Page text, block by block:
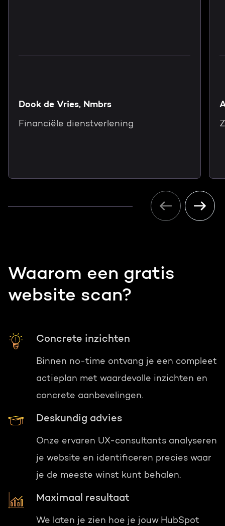
Dook de Vries, Nmbrs
Financiële dienstverlening
Waarom een gratis
website scan?
Concrete inzichten
Binnen no-time ontvang je een compleet
actieplan met waardevolle inzichten en
concrete aanbevelingen.
Deskundig advies
Onze ervaren UX-consultants analyseren
je website en identificeren precies waar
je de meeste winst kunt behalen.
Maximaal resultaat
We laten je zien hoe je jouw HubSpot